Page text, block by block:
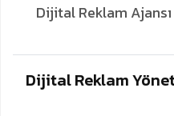
Dijital Reklam
Dijital Reklam